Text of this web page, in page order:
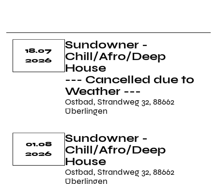
18.07
2026
Sundowner -
Chill/Afro/Deep
House
--- Cancelled due to
Weather ---
Ostbad, Strandweg 32, 88662
Überlingen
01.08
2026
Sundowner -
Chill/Afro/Deep
House
Ostbad, Strandweg 32, 88662
Überlingen